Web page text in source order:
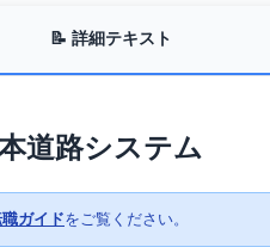
📝 詳細テキスト
道路システム
ガイドをご覧ください。